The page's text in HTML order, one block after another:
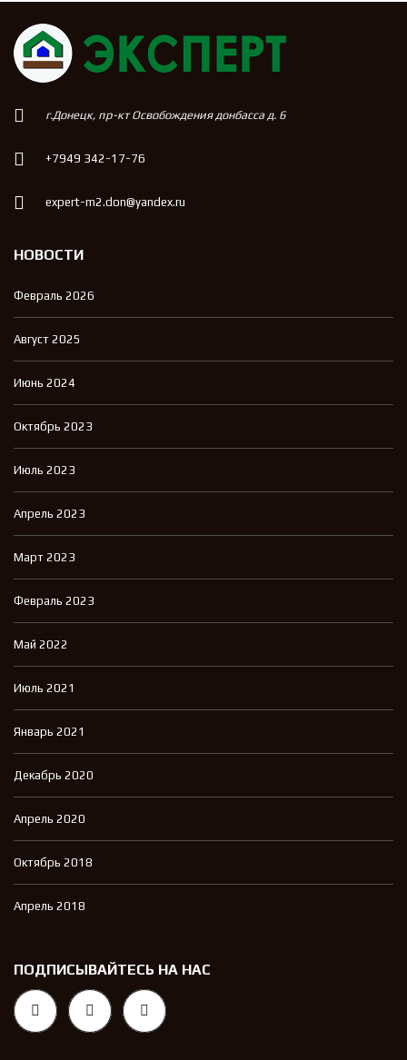
г.Донецк, пр-кт Освобождения донбасса д. 6
+7949 342-17-76
expert-m2.don@yandex.ru
НОВОСТИ
Февраль 2026
Август 2025
Июнь 2024
Октябрь 2023
Июль 2023
Апрель 2023
Март 2023
Февраль 2023
Май 2022
Июль 2021
Январь 2021
Декабрь 2020
Апрель 2020
Октябрь 2018
Апрель 2018
ПОДПИСЫВАЙТЕСЬ НА НАС